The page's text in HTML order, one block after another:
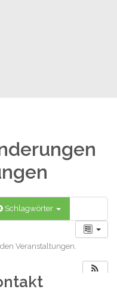
Schlagwörter
Veranstaltungen.